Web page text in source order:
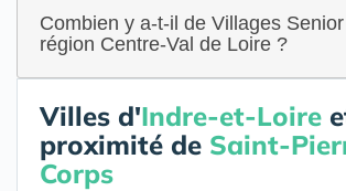
Combien y a-t-il de Villages
région Centre-Val de Loire ?
Villes d'Indre-et-Loire
proximité de Saint-
Corps